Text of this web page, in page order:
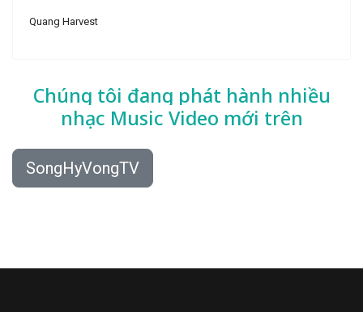
Quang Harvest
Chúng tôi đang phát hành nhiều
nhạc Music Video mới trên
SongHyVongTV